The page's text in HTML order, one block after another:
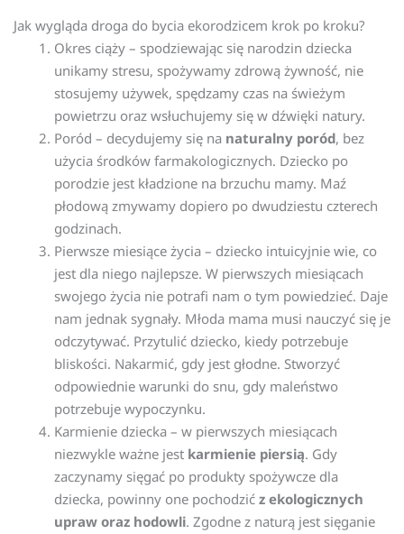
Jak wygląda droga do bycia ekorodzicem krok po kroku?
Okres ciąży – spodziewając się narodzin dziecka
unikamy stresu, spożywamy zdrową żywność, nie
stosujemy używek, spędzamy czas na świeżym
powietrzu oraz wsłuchujemy się w dźwięki natury.
Poród – decydujemy się na naturalny poród, bez
użycia środków farmakologicznych. Dziecko po
porodzie jest kładzione na brzuchu mamy. Maź
płodową zmywamy dopiero po dwudziestu czterech
godzinach.
Pierwsze miesiące życia – dziecko intuicyjnie wie, co
jest dla niego najlepsze. W pierwszych miesiącach
swojego życia nie potrafi nam o tym powiedzieć. Daje
nam jednak sygnały. Młoda mama musi nauczyć się je
odczytywać. Przytulić dziecko, kiedy potrzebuje
bliskości. Nakarmić, gdy jest głodne. Stworzyć
odpowiednie warunki do snu, gdy maleństwo
potrzebuje wypoczynku.
Karmienie dziecka – w pierwszych miesiącach
niezwykle ważne jest karmienie piersią. Gdy
zaczynamy sięgać po produkty spożywcze dla
dziecka, powinny one pochodzić z ekologicznych
upraw oraz hodowli. Zgodne z naturą jest sięganie